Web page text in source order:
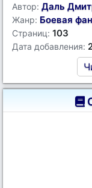
Автор: Даль
Жанр: Боевая
Страниц: 103
Дата добавления: